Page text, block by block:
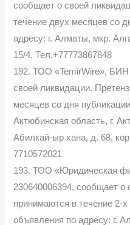
сообщает о своей
течение двух месяцев со
адресу: г. Алматы, мкр.
15/4. Тел.+77773867848
192. ТОО «TemirWire», БИН
своей ликвидации.
месяцев со дня
Актюбинская область, г.
Абилкай-ыр хана, д. 68,
7710572021
193. ТОО «Юридическая
230640006394, сообщает о
принимаются в течение 2-
объявления по адресу: г.